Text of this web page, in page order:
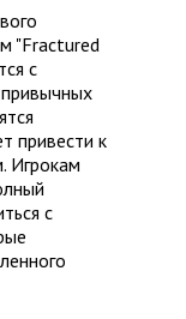
"Fractured
с
привести к
Игрокам
с